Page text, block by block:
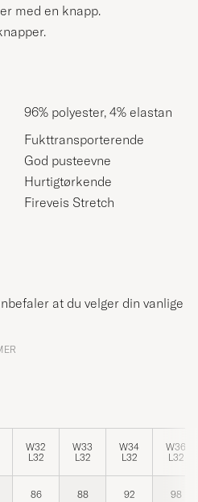
med en knapp.
96% polyester, 4% elastan
Fukttransporterende
God pusteevne
Hurtigtørkende
Fireveis Stretch
at du velger din vanlige
W32
L32
W33
L32
W34
L32
W36
L32
86 88 92 98